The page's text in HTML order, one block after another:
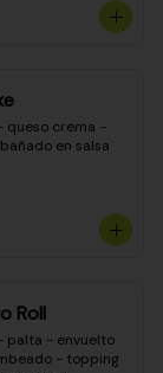
queso crema -
en salsa
Roll
palta - envuelto
- topping